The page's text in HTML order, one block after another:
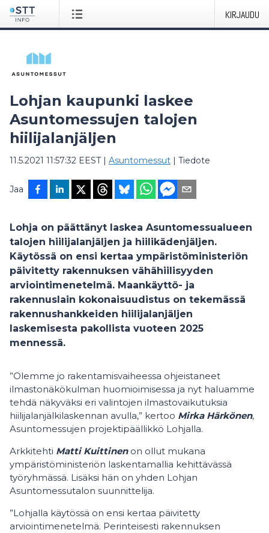
KIRJAUDU
Lohjan kaupunki laskee
Asuntomessujen talojen
hiilijalanjäljen
11.5.2021 11:57:32 EEST| Asuntomessut | Tiedote
Jaa
Lohja on päättänyt laskea Asuntomessualueen
talojen hiilijalanjäljen ja hiilikädenjäljen.
Käytössä on ensi kertaa ympäristöministeriön
päivitetty rakennuksen vähähiilisyyden
arviointimenetelmä. Maankäyttö- ja
rakennuslain kokonaisuudistus on tekemässä
rakennushankkeiden hiilijalanjäljen
laskemisesta pakollista vuoteen 2025
mennessä.
”Olemme jo rakentamisvaiheessa ohjeistaneet
ilmastonäkökulman huomioimisessa ja nyt haluamme
tehdä näkyväksi eri valintojen ilmastovaikutuksia
hiilijalanjälkilaskennan avulla,” kertoo Mirka Härkönen,
Asuntomessujen projektipäällikkö Lohjalla.
Arkkitehti Matti Kuittinenon ollut mukana
ympäristöministeriön laskentamallia kehittävässä
työryhmässä. Lisäksi hän on yhden Lohjan
Asuntomessutalon suunnittelija.
”Lohjalla käytössä on ensi kertaa päivitetty
arviointimenetelmä. Perinteisesti rakennuksen